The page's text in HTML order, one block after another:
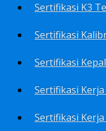
Sertifikasi K3
Sertifikasi